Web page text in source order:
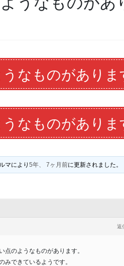
なものがありま
なものがありま
マにより 5年、 7ヶ月前に更新されました。
返
点のようなものがあります。
みできているようです。